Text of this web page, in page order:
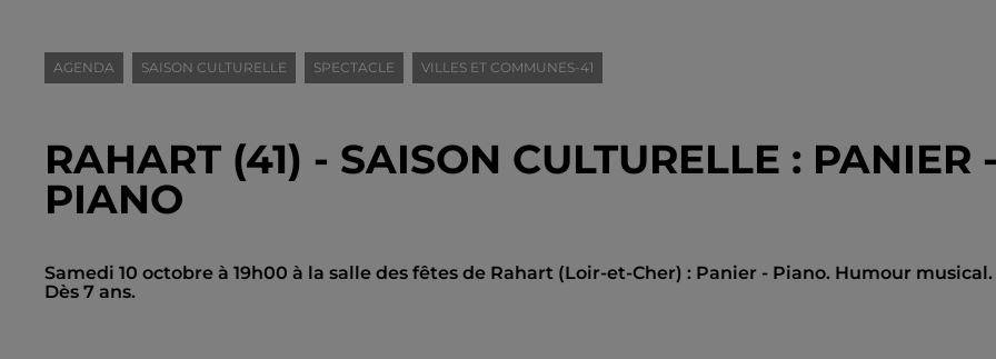
AGENDA SAISON CULTURELLE SPECTACLE VILLES ET COMMUNES-41
RAHART (41) - SAISON CULTURELLE : PANIER -
PIANO
Samedi 10 octobre à 19h00 à la salle des fêtes de Rahart (Loir-et-Cher) : Panier - Piano. Humour musical.
Dès 7 ans.